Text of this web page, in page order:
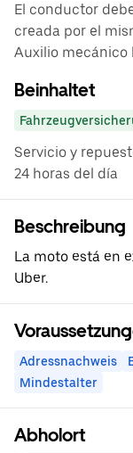
El conductor
creada por el
Auxilio mecánico
Beinhaltet
Servicio y
24 horas del día
Beschreibung
La moto está en
Uber.
Adressnachweis
Mindestalter
Abholort